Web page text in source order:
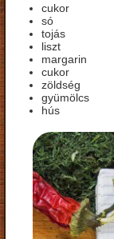
cukor
só
tojás
liszt
margarin
cukor
zöldség
gyümölcs
hús